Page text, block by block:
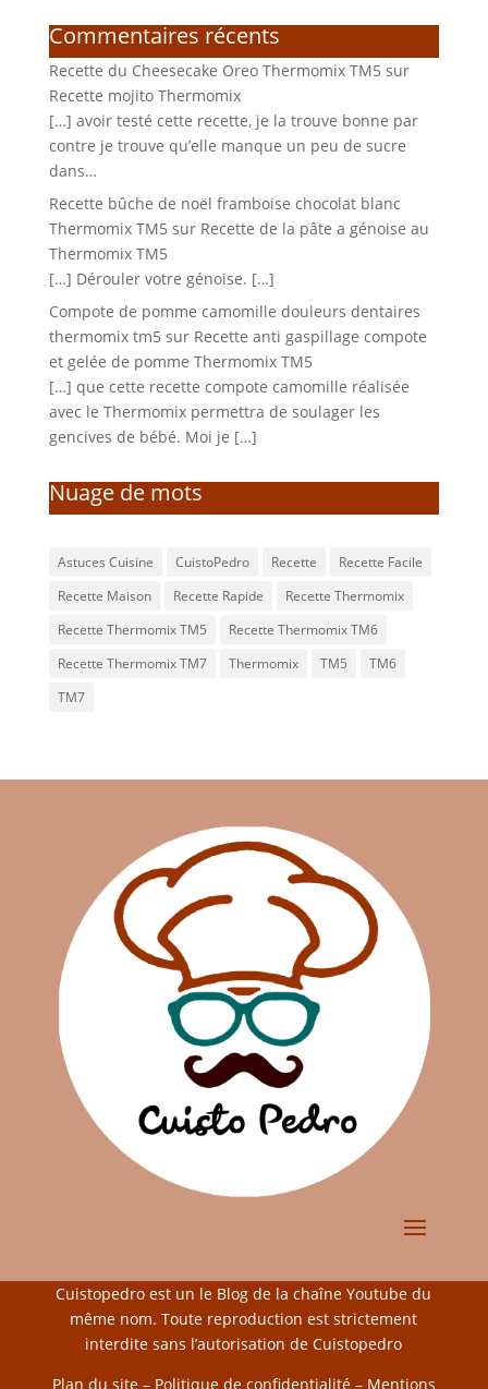
Commentaires récents
Recette du Cheesecake Oreo Thermomix TM5 sur
Recette mojito Thermomix
[…] avoir testé cette recette, je la trouve bonne par
contre je trouve qu’elle manque un peu de sucre
dans…
Recette bûche de noël framboise chocolat blanc
Thermomix TM5 sur Recette de la pâte a génoise au
Thermomix TM5
[…] Dérouler votre génoise. […]
Compote de pomme camomille douleurs dentaires
thermomix tm5 sur Recette anti gaspillage compote
et gelée de pomme Thermomix TM5
[…] que cette recette compote camomille réalisée
avec le Thermomix permettra de soulager les
gencives de bébé. Moi je […]
Nuage de mots
Astuces Cuisine CuistoPedro Recette
Recette Facile
Recette Maison
Recette Rapide
Recette Thermomix
Recette Thermomix TM5
Recette Thermomix TM6
Recette Thermomix TM7
Thermomix TM5
TM6
TM7
Cuistopedro est un le Blog de la chaîne Youtube du
même nom. Toute reproduction est strictement
interdite sans l’autorisation de Cuistopedro
Plan du site– Politique de confidentialité– Mentions